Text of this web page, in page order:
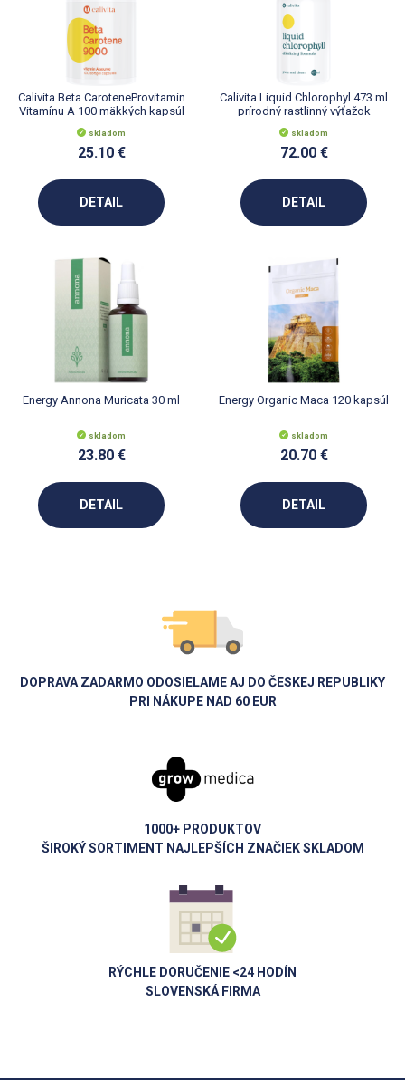
Calivita Beta CaroteneProvitamin
Vitamínu A 100 mäkkých kapsúl
skladom
25.10 €
DETAIL
Calivita Liquid Chlorophyl 473 ml
prírodný rastlinný výťažok
skladom
72.00 €
DETAIL
Energy Annona Muricata 30 ml
skladom
23.80 €
DETAIL
Energy Organic Maca 120 kapsúl
skladom
20.70 €
DETAIL
DOPRAVA ZADARMO ODOSIELAME AJ DO ČESKEJ REPUBLIKY
PRI NÁKUPE NAD 60 EUR
1000+ PRODUKTOV
ŠIROKÝ SORTIMENT NAJLEPŠÍCH ZNAČIEK SKLADOM
RÝCHLE DORUČENIE <24 HODÍN
SLOVENSKÁ FIRMA